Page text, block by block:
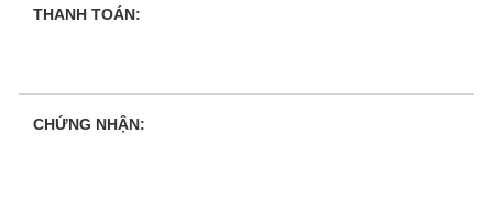
THANH TOÁN:
CHỨNG NHẬN: